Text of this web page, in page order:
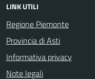
LINK UTILI
Regione Piemonte
Provincia di Asti
Informativa privacy
Note legali